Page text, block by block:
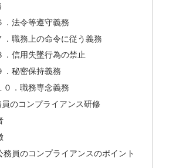
．法令等遵守義務
．職務上の命令に従う義務
．信用失墜行為の禁止
．秘密保持義務
０．職務専念義務
員のコンプライアンス研修
務員のコンプライアンスのポイント